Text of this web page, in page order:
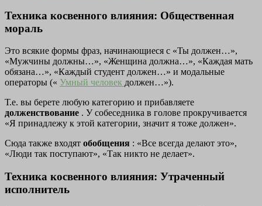
Техника косвенного влияния: Общественная
мораль
Это всякие формы фраз, начинающиеся с «Ты должен…»,
«Мужчины должны…», «Женщина должна…», «Каждая мать
обязана…», «Каждый студент должен…» и модальные
операторы (« Умный человек должен…»).
Т.е. вы берете любую категорию и прибавляете
долженствование . У собеседника в голове прокручивается
«Я принадлежу к этой категории, значит я тоже должен».
Сюда также входят обобщения : «Все всегда делают это»,
«Люди так поступают», «Так никто не делает».
Техника косвенного влияния: Утраченный
исполнитель